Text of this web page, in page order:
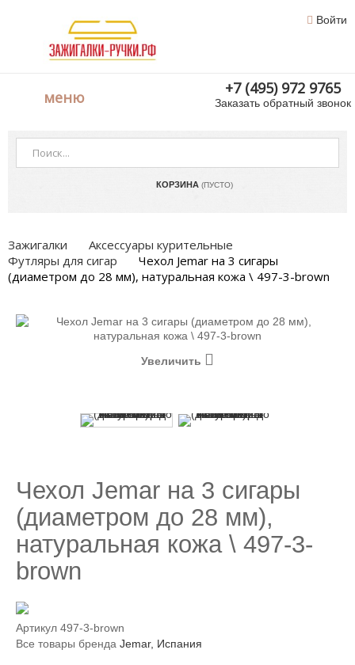
Войти
меню +7 (495) 972 9765
Заказать обратный звонок
КОРЗИНА (ПУСТО)
Зажигалки
Аксессуары курительные
Футляры для сигар
Чехол Jemar на 3 сигары
(диаметром до 28 мм), натуральная кожа \ 497-3-brown
Увеличить
Чехол Jemar на 3 сигары
(диаметром до 28 мм),
натуральная кожа \ 497-3-
brown
Артикул 497-3-brown
Все товары бренда Jemar, Испания